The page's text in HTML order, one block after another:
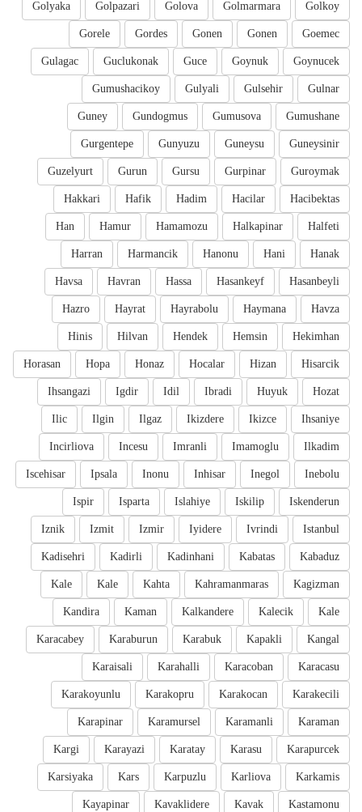
Golkoy
Golmarmara
Golova
Golpazari
Golyaka
Goemec
Gonen
Gonen
Gordes
Gorele
Goynucek
Goynuk
Guce
Guclukonak
Gulagac
Gulnar
Gulsehir
Gulyali
Gumushacikoy
Gumushane
Gumusova
Gundogmus
Guney
Guneysinir
Guneysu
Gunyuzu
Gurgentepe
Guroymak
Gurpinar
Gursu
Gurun
Guzelyurt
Hacibektas
Hacilar
Hadim
Hafik
Hakkari
Halfeti
Halkapinar
Hamamozu
Hamur
Han
Hanak
Hani
Hanonu
Harmancik
Harran
Hasanbeyli
Hasankeyf
Hassa
Havran
Havsa
Havza
Haymana
Hayrabolu
Hayrat
Hazro
Hekimhan
Hemsin
Hendek
Hilvan
Hinis
Hisarcik
Hizan
Hocalar
Honaz
Hopa
Horasan
Hozat
Huyuk
Ibradi
Idil
Igdir
Ihsangazi
Ihsaniye
Ikizce
Ikizdere
Ilgaz
Ilgin
Ilic
Ilkadim
Imamoglu
Imranli
Incesu
Incirliova
Inebolu
Inegol
Inhisar
Inonu
Ipsala
Iscehisar
Iskenderun
Iskilip
Islahiye
Isparta
Ispir
Istanbul
Ivrindi
Iyidere
Izmir
Izmit
Iznik
Kabaduz
Kabatas
Kadinhani
Kadirli
Kadisehri
Kagizman
Kahramanmaras
Kahta
Kale
Kale
Kale
Kalecik
Kalkandere
Kaman
Kandira
Kangal
Kapakli
Karabuk
Karaburun
Karacabey
Karacasu
Karacoban
Karahalli
Karaisali
Karakecili
Karakocan
Karakopru
Karakoyunlu
Karaman
Karamanli
Karamursel
Karapinar
Karapurcek
Karasu
Karatay
Karayazi
Kargi
Karkamis
Karliova
Karpuzlu
Kars
Karsiyaka
Kastamonu
Kavak
Kavaklidere
Kayapinar